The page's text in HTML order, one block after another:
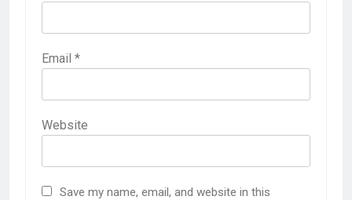
Email *
Website
Save my name, email, and website in this